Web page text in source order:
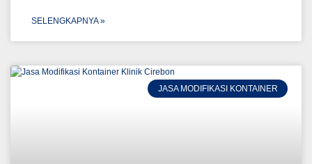
SELENGKAPNYA »
JASA MODIFIKASI KONTAINER